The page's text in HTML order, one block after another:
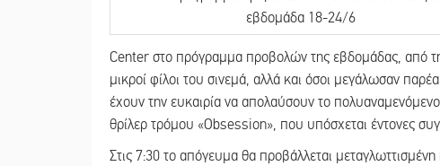
Center στο πρόγραμμα προβολών της εβδομάδας, από
μικροί φίλοι του σινεμά, αλλά και όσοι μεγάλωσαν
έχουν την ευκαιρία να απολαύσουν το
θρίλερ τρόμου «Obsession», που υπόσχεται έντονες
Στις 7:30 το απόγευμα θα προβάλλεται